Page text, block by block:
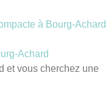
Achard
et vous cherchez une